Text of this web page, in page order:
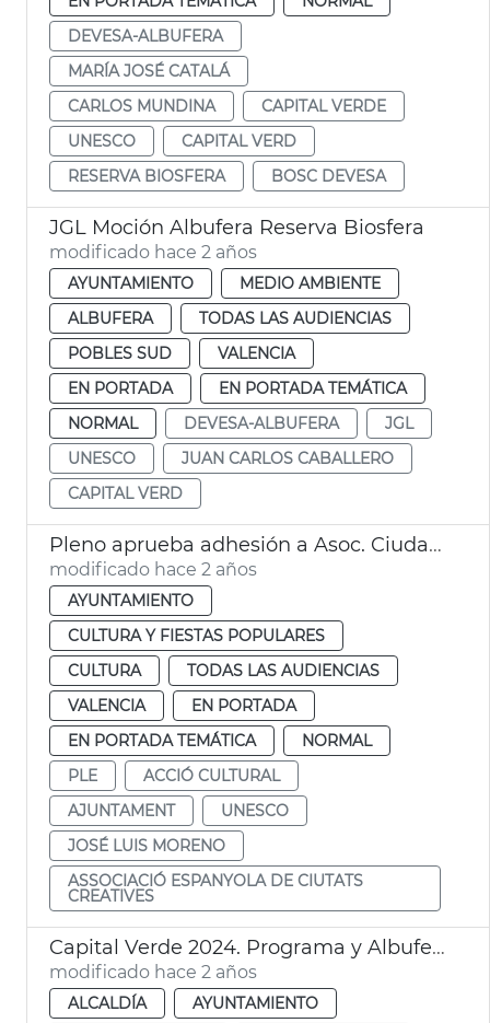
DEVESA-ALBUFERA
MARÍA JOSÉ CATALÁ
CARLOS MUNDINA
CAPITAL VERDE
UNESCO
CAPITAL VERD
RESERVA BIOSFERA
BOSC DEVESA
JGL Moción Albufera Reserva Biosfera
modificado hace 2 años
AYUNTAMIENTO
MEDIO AMBIENTE
ALBUFERA
TODAS LAS AUDIENCIAS
POBLES SUD
VALENCIA
EN PORTADA
EN PORTADA TEMÁTICA
NORMAL
DEVESA-ALBUFERA
JGL
UNESCO
JUAN CARLOS CABALLERO
CAPITAL VERD
Pleno aprueba adhesión a Asoc. Ciudades Creativas Unesco
modificado hace 2 años
AYUNTAMIENTO
CULTURA Y FIESTAS POPULARES
CULTURA
TODAS LAS AUDIENCIAS
VALENCIA
EN PORTADA
EN PORTADA TEMÁTICA
NORMAL
PLE
ACCIÓ CULTURAL
AJUNTAMENT
UNESCO
JOSÉ LUIS MORENO
ASSOCIACIÓ ESPANYOLA DE CIUTATS
CREATIVES
Capital Verde 2024. Programa y Albufera
modificado hace 2 años
ALCALDÍA
AYUNTAMIENTO